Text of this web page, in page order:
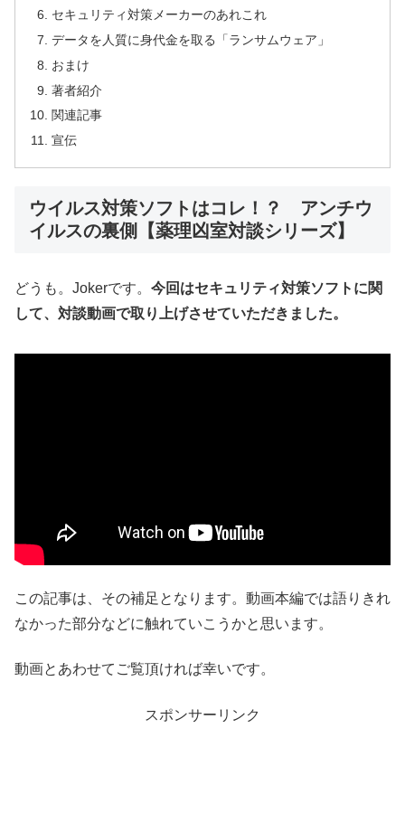
セキュリティ対策メーカーのあれこれ
データを人質に身代金を取る「ランサムウェア」
おまけ
著者紹介
関連記事
宣伝
ウイルス対策ソフトはコレ！？ アンチウ
イルスの裏側【薬理凶室対談シリーズ】
どうも。Jokerです。 今回はセキュリティ対策ソフトに関
して、対談動画で取り上げさせていただきました。
この記事は、その補足となります。動画本編では語りきれ
なかった部分などに触れていこうかと思います。
動画とあわせてご覧頂ければ幸いです。
スポンサーリンク